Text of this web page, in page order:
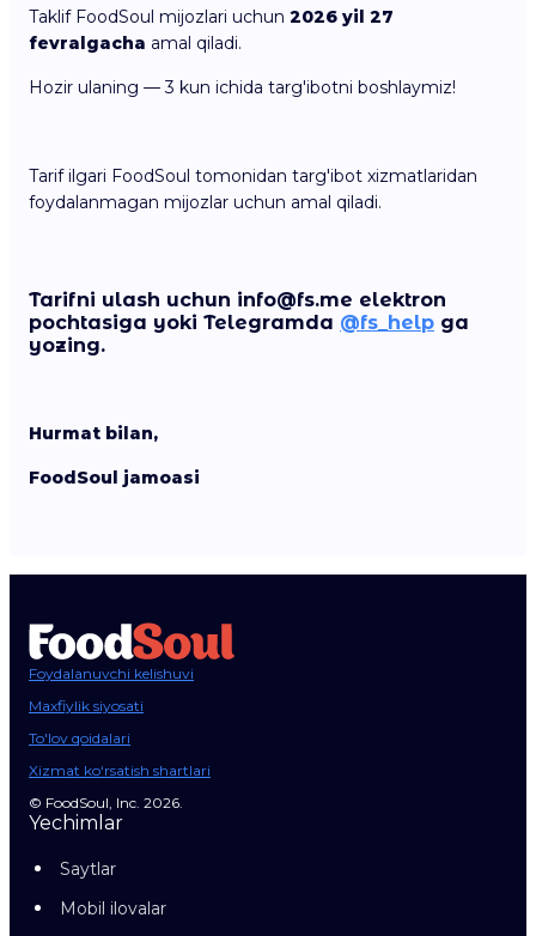
Taklif FoodSoul mijozlari uchun 2026 yil 27
fevralgacha amal qiladi.
Hozir ulaning — 3 kun ichida targ'ibotni boshlaymiz!
Tarif ilgari FoodSoul tomonidan targ'ibot xizmatlaridan
foydalanmagan mijozlar uchun amal qiladi.
Tarifni ulash uchun info@fs.me elektron
pochtasiga yoki Telegramda @fs_help ga
yozing.
Hurmat bilan,
FoodSoul jamoasi
Foydalanuvchi kelishuvi
Maxfiylik siyosati
To'lov qoidalari
Xizmat ko‘rsatish shartlari
© FoodSoul, Inc. 2026.
Yechimlar
Saytlar
Mobil ilovalar